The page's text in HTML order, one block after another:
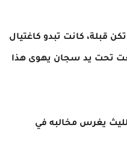
قبلة، كانت تبدو كاغتيال
تحت يد سجان يهوى هذا
يغرس مخالبه في